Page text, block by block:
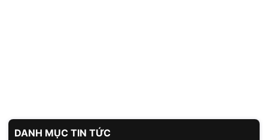
DANH MỤC TIN TỨC